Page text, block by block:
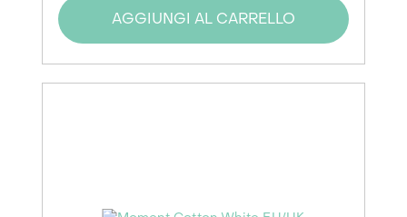
AGGIUNGI AL CARRELLO